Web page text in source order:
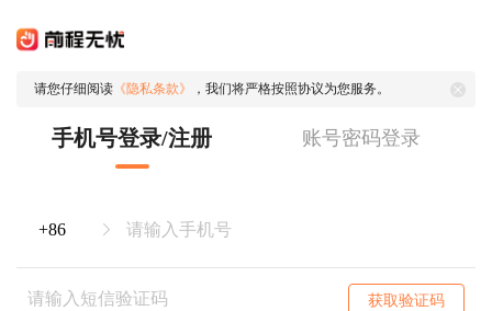
请您仔细阅读 《隐私条款》 ，我们将严格按照协议为您服务。
手机号登录/注册 账号密码登录
获取验证码